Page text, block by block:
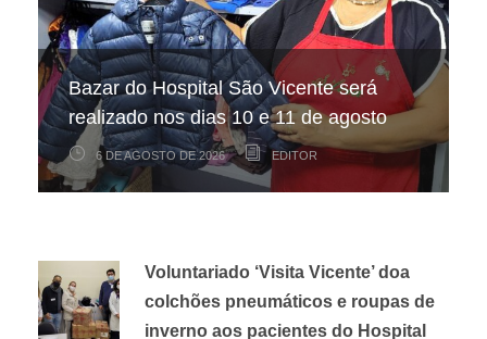
Bazar do Hospital São Vicente será
realizado nos dias 10 e 11 de agosto
6 DE AGOSTO DE 2026 EDITOR
Hospital São Vicente participa de
mapeamento nacional sobre câncer
infantojuvenil
6 DE AGOSTO DE 2026 EDITOR
Hospital São Vicente expande
arrecadação de cupons fiscais pela
Nota Fiscal Paulista
3 DE AGOSTO DE 2026 EDITOR
Voluntariado ‘Visita Vicente’ doa
colchões pneumáticos e roupas de
inverno aos pacientes do Hospital